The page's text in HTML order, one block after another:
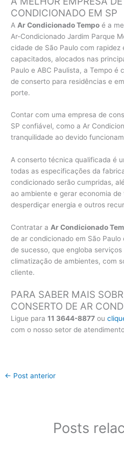
CONDICIONADO EM SP
A Ar Condicionado Tempo é a
Ar-Condicionado Jardim Parque
cidade de São Paulo com
capacitados, alocados nas
Paulo e ABC Paulista, a Tempo é
de conserto para residências e
porte.
Contar com uma empresa de
SP confiável, como a Ar
tranquilidade ao devido
A conserto técnica qualificada é
todas as especificações da
condicionado serão cumpridas,
ao ambiente e gerar economia de
desperdiçar energia e outros
Contratar a Ar Condicionado
de ar condicionado em São
de sucesso, que engloba
climatização de ambientes, com
cliente.
PARA SABER MAIS
CONSERTO DE AR
Ligue para11 3644-8877 ou
com o nosso setor de
← Post anterior
Posts